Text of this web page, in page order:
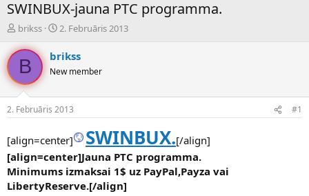
SWINBUX-jauna PTC programma.
P
v
d
i
n
u
z
s
ā
c
brikss
S
k
m
a
u
m
s
2. Februāris 2013
B brikss
New member
2. Februāris 2013 #1
[align=center] SWINBUX.[/align]
[align=center]Jauna PTC programma.
Minimums izmaksai 1$ uz PayPal,Payza vai
LibertyReserve.[/align]